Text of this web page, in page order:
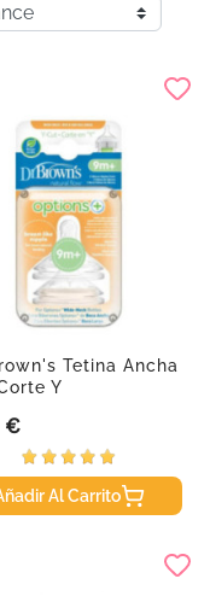
Tetina Ancha
Y
€
Al Carrito